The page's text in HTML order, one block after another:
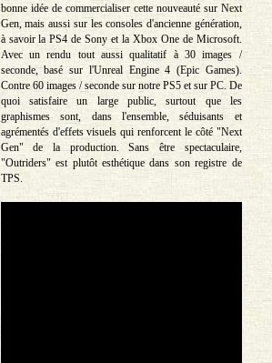
bonne idée de commercialiser cette nouveauté sur Next
Gen, mais aussi sur les consoles d'ancienne génération,
à savoir la PS4 de Sony et la Xbox One de Microsoft.
Avec un rendu tout aussi qualitatif à 30 images /
seconde, basé sur l'Unreal Engine 4 (Epic Games).
Contre 60 images / seconde sur notre PS5 et sur PC. De
quoi satisfaire un large public, surtout que les
graphismes sont, dans l'ensemble, séduisants et
agrémentés d'effets visuels qui renforcent le côté "Next
Gen" de la production. Sans être spectaculaire,
"Outriders" est plutôt esthétique dans son registre de
TPS.